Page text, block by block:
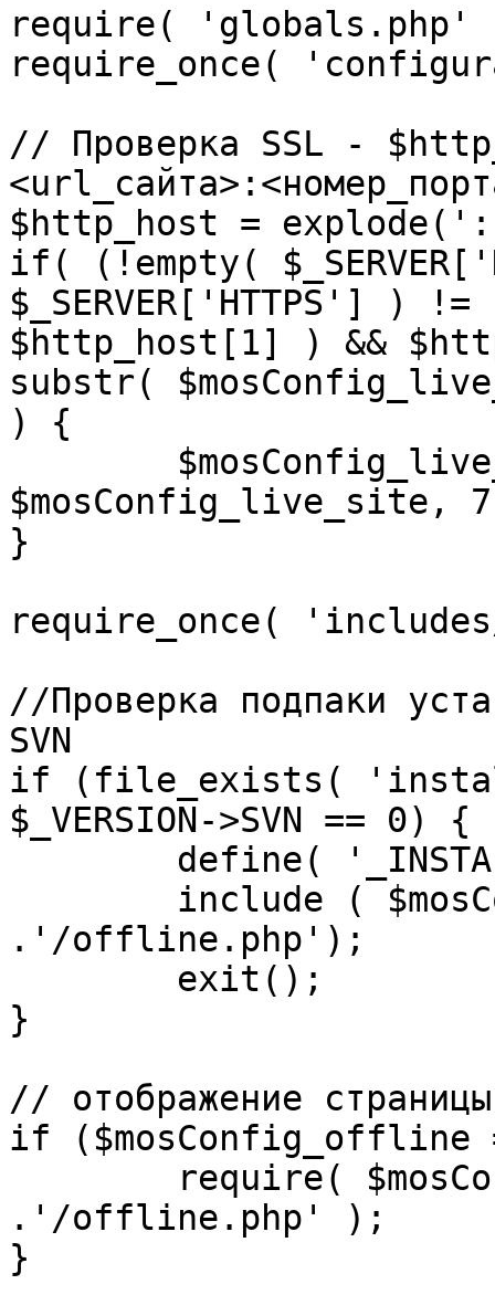
require(
require_once(
// Проверка SSL -
$http_host = explode(':',
if( (!empty(
$_SERVER['HTTPS']
$http_host[1] ) &&
substr(
) {
$mosConfig_live_site,
}
require_once(
//Проверка подпаки
SVN
if (file_exists(
$_VERSION->SVN == 0) {
.'/offline.php');
}
// отображение
if ($mosConfig_offline
.'/offline.php' );
}